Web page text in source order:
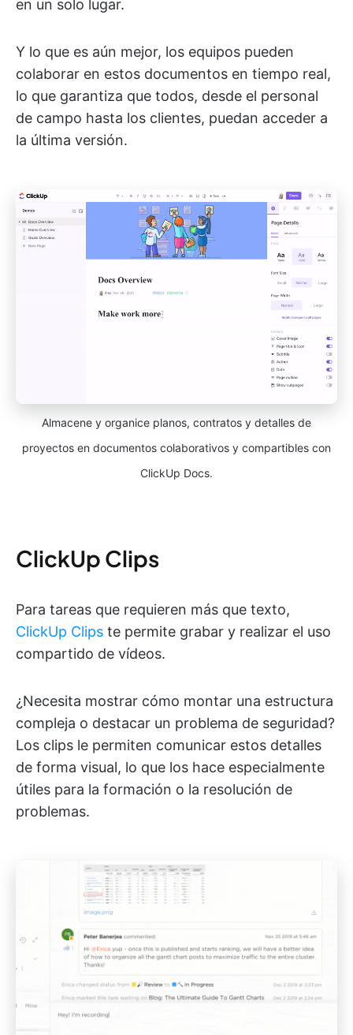
en un solo lugar.
Y lo que es aún mejor, los equipos pueden
colaborar en estos documentos en tiempo real,
lo que garantiza que todos, desde el personal
de campo hasta los clientes, puedan acceder a
la última versión.
Almacene y organice planos, contratos y detalles de
proyectos en documentos colaborativos y compartibles con
ClickUp Docs.
ClickUp Clips
Para tareas que requieren más que texto,
ClickUp Clips te permite grabar y realizar el uso
compartido de vídeos.
¿Necesita mostrar cómo montar una estructura
compleja o destacar un problema de seguridad?
Los clips le permiten comunicar estos detalles
de forma visual, lo que los hace especialmente
útiles para la formación o la resolución de
problemas.